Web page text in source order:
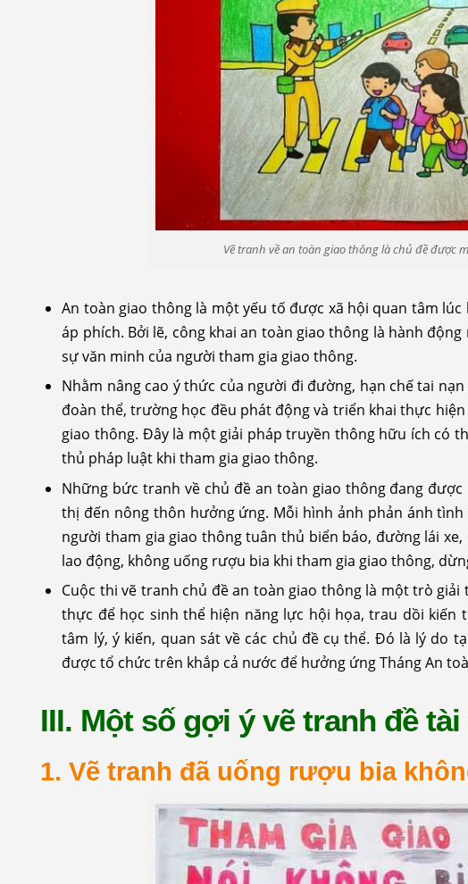
Vẽ tranh về an toàn giao thông là chủ đề được
An toàn giao thông là một yếu tố được xã hội quan tâm
áp phích. Bởi lẽ, công khai an toàn giao thông là hành
sự văn minh của người tham gia giao thông.
Nhằm nâng cao ý thức của người đi đường, hạn chế tai
đoàn thể, trường học đều phát động và triển khai thực
giao thông. Đây là một giải pháp truyền thông hữu ích có
thủ pháp luật khi tham gia giao thông.
Những bức tranh về chủ đề an toàn giao thông đang
thị đến nông thôn hưởng ứng. Mỗi hình ảnh phản ánh
người tham gia giao thông tuân thủ biển báo, đường lái
lao động, không uống rượu bia khi tham gia giao thông,
Cuộc thi vẽ tranh chủ đề an toàn giao thông là một trò
thực để học sinh thể hiện năng lực hội họa, trau dồi kiến
tâm lý, ý kiến, quan sát về các chủ đề cụ thể. Đó là lý do
được tổ chức trên khắp cả nước để hưởng ứng Tháng An
III. Một số gợi ý vẽ tranh đề
1. Vẽ tranh đã uống rượu bia